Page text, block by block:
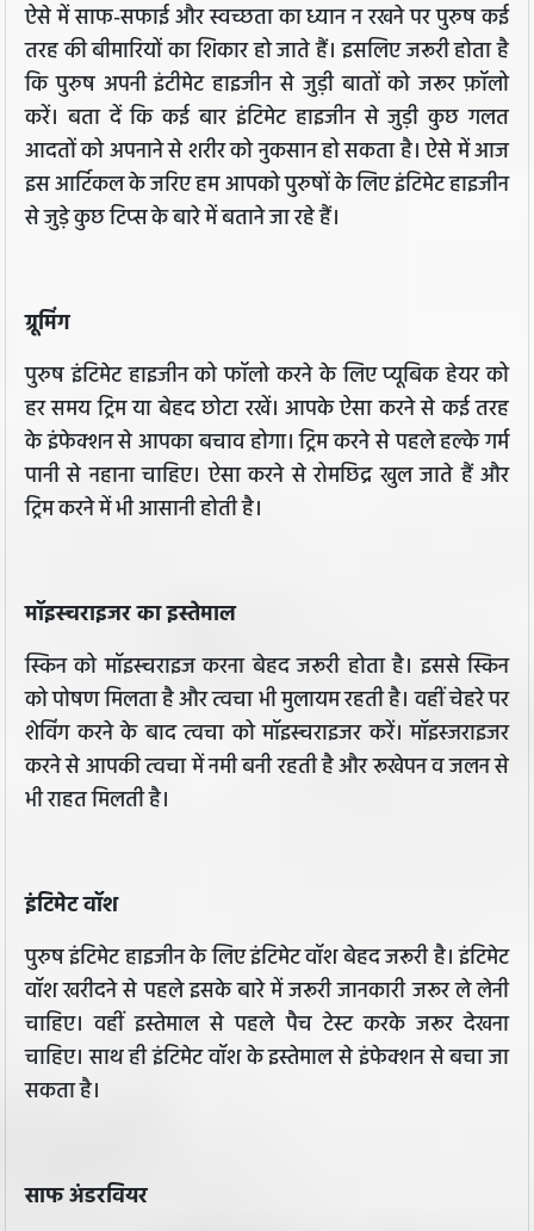
ऐसे में साफ-सफाई और स्वच्छता का ध्यान न रखने पर पुरुष कई
तरह की बीमारियों का शिकार हो जाते हैं। इसलिए जरूरी होता है
कि पुरुष अपनी इंटीमेट हाइजीन से जुड़ी बातों को जरूर फ़ॉलो
करें। बता दें कि कई बार इंटिमेट हाइजीन से जुड़ी कुछ गलत
आदतों को अपनाने से शरीर को नुकसान हो सकता है। ऐसे में आज
इस आर्टिकल के जरिए हम आपको पुरुषों के लिए इंटिमेट हाइजीन
से जुड़े कुछ टिप्स के बारे में बताने जा रहे हैं।
ग्रूमिंग
पुरुष इंटिमेट हाइजीन को फॉलो करने के लिए प्यूबिक हेयर को
हर समय ट्रिम या बेहद छोटा रखें। आपके ऐसा करने से कई तरह
के इंफेक्शन से आपका बचाव होगा। ट्रिम करने से पहले हल्के गर्म
पानी से नहाना चाहिए। ऐसा करने से रोमछिद्र खुल जाते हैं और
ट्रिम करने में भी आसानी होती है।
मॉइस्चराइजर का इस्तेमाल
स्किन को मॉइस्चराइज करना बेहद जरूरी होता है। इससे स्किन
को पोषण मिलता है और त्वचा भी मुलायम रहती है। वहीं चेहरे पर
शेविंग करने के बाद त्वचा को मॉइस्चराइजर करें। मॉइस्जराइजर
करने से आपकी त्वचा में नमी बनी रहती है और रूखेपन व जलन से
भी राहत मिलती है।
इंटिमेट वॉश
पुरुष इंटिमेट हाइजीन के लिए इंटिमेट वॉश बेहद जरूरी है। इंटिमेट
वॉश खरीदने से पहले इसके बारे में जरूरी जानकारी जरूर ले लेनी
चाहिए। वहीं इस्तेमाल से पहले पैच टेस्ट करके जरूर देखना
चाहिए। साथ ही इंटिमेट वॉश के इस्तेमाल से इंफेक्शन से बचा जा
सकता है।
साफ अंडरवियर